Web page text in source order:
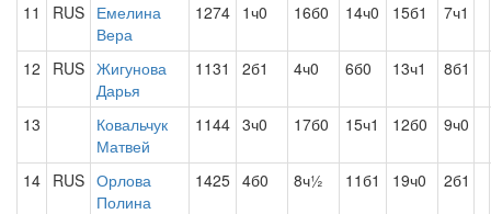
11 RUS Емелина
Вера
1274 1ч0 16б0 14ч0 15б1 7ч1
12 RUS Жигунова
Дарья
1131 2б1 4ч0 6б0 13ч1 8б1
13
Ковальчук
Матвей
1144 3ч0 17б0 15ч1 12б0 9ч0
14 RUS Орлова
Полина
1425 4б0 8ч½ 11б1 19ч0 2б1